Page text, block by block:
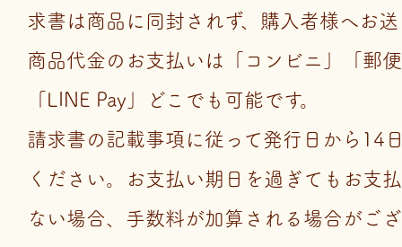
求書は商品に同封されず、購入者様へお
商品代金のお支払いは「コンビニ」「郵
「LINE Pay」どこでも可能です。
請求書の記載事項に従って発行日から14
ください。お支払い期日を過ぎてもお支
ない場合、手数料が加算される場合がご